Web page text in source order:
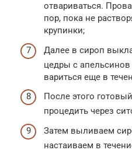
отвариваться.
пор, пока не
крупинки;
Далее в сироп
цедры с
вариться еще в
После этого
процедить через
Затем выливаем
настаиваем в